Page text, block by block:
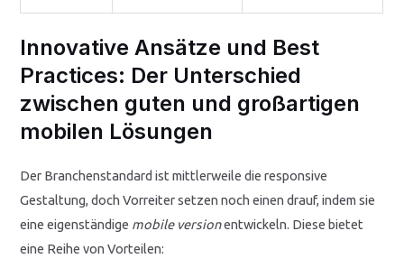
Innovative Ansätze und Best
Practices: Der Unterschied
zwischen guten und großartigen
mobilen Lösungen
Der Branchenstandard ist mittlerweile die responsive
Gestaltung, doch Vorreiter setzen noch einen drauf, indem sie
eine eigenständige mobile versionentwickeln. Diese bietet
eine Reihe von Vorteilen: